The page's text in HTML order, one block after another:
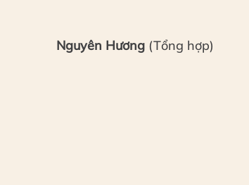
Nguyên Hương (Tổng hợp)